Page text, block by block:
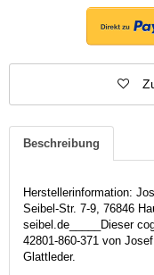
Beschreibung
Herstellerinformation:
Seibel-Str. 7-9, 76846
seibel.de_____Dieser
42801-860-371 von
Glattleder.